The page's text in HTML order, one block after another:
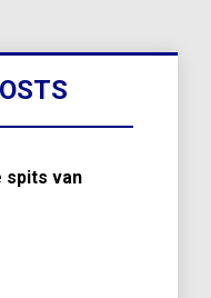
spits van